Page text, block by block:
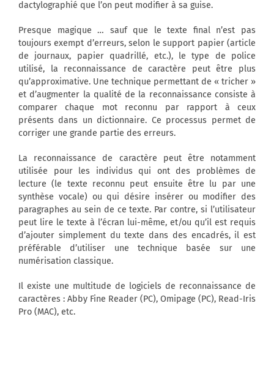
dactylographié que l’on peut modifier à sa guise.
Presque magique … sauf que le texte final n’est pas
toujours exempt d’erreurs, selon le support papier (article
de journaux, papier quadrillé, etc.), le type de police
utilisé, la reconnaissance de caractère peut être plus
qu’approximative. Une technique permettant de « tricher »
et d’augmenter la qualité de la reconnaissance consiste à
comparer chaque mot reconnu par rapport à ceux
présents dans un dictionnaire. Ce processus permet de
corriger une grande partie des erreurs.
La reconnaissance de caractère peut être notamment
utilisée pour les individus qui ont des problèmes de
lecture (le texte reconnu peut ensuite être lu par une
synthèse vocale) ou qui désire insérer ou modifier des
paragraphes au sein de ce texte. Par contre, si l’utilisateur
peut lire le texte à l’écran lui-même, et/ou qu’il est requis
d’ajouter simplement du texte dans des encadrés, il est
préférable d’utiliser une technique basée sur une
numérisation classique.
Il existe une multitude de logiciels de reconnaissance de
caractères : Abby Fine Reader (PC), Omipage (PC), Read-Iris
Pro (MAC), etc.